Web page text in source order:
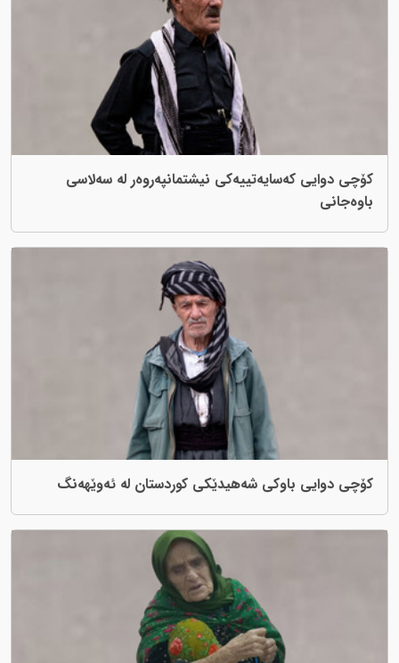
کۆچی دوایی کەسایەتییەکی نیشتمانپەروەر لە سەلاسی
باوەجانی
کۆچی دوایی باوکی شەهیدێکی کوردستان لە ئەوێهەنگ